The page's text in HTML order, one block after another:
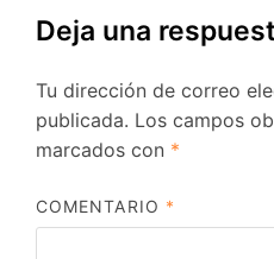
Deja una
Tu dirección de correo
publicada. Los campos
marcados con *
COMENTARIO *